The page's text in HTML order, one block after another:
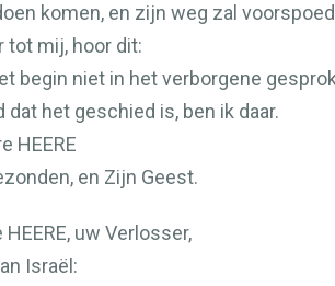
komen, en zijn weg zal
tot mij, hoor dit:
begin niet in het verborgene
dat het geschied is, ben ik daar.
HEERE
en Zijn Geest.
HEERE, uw Verlosser,
Israël: